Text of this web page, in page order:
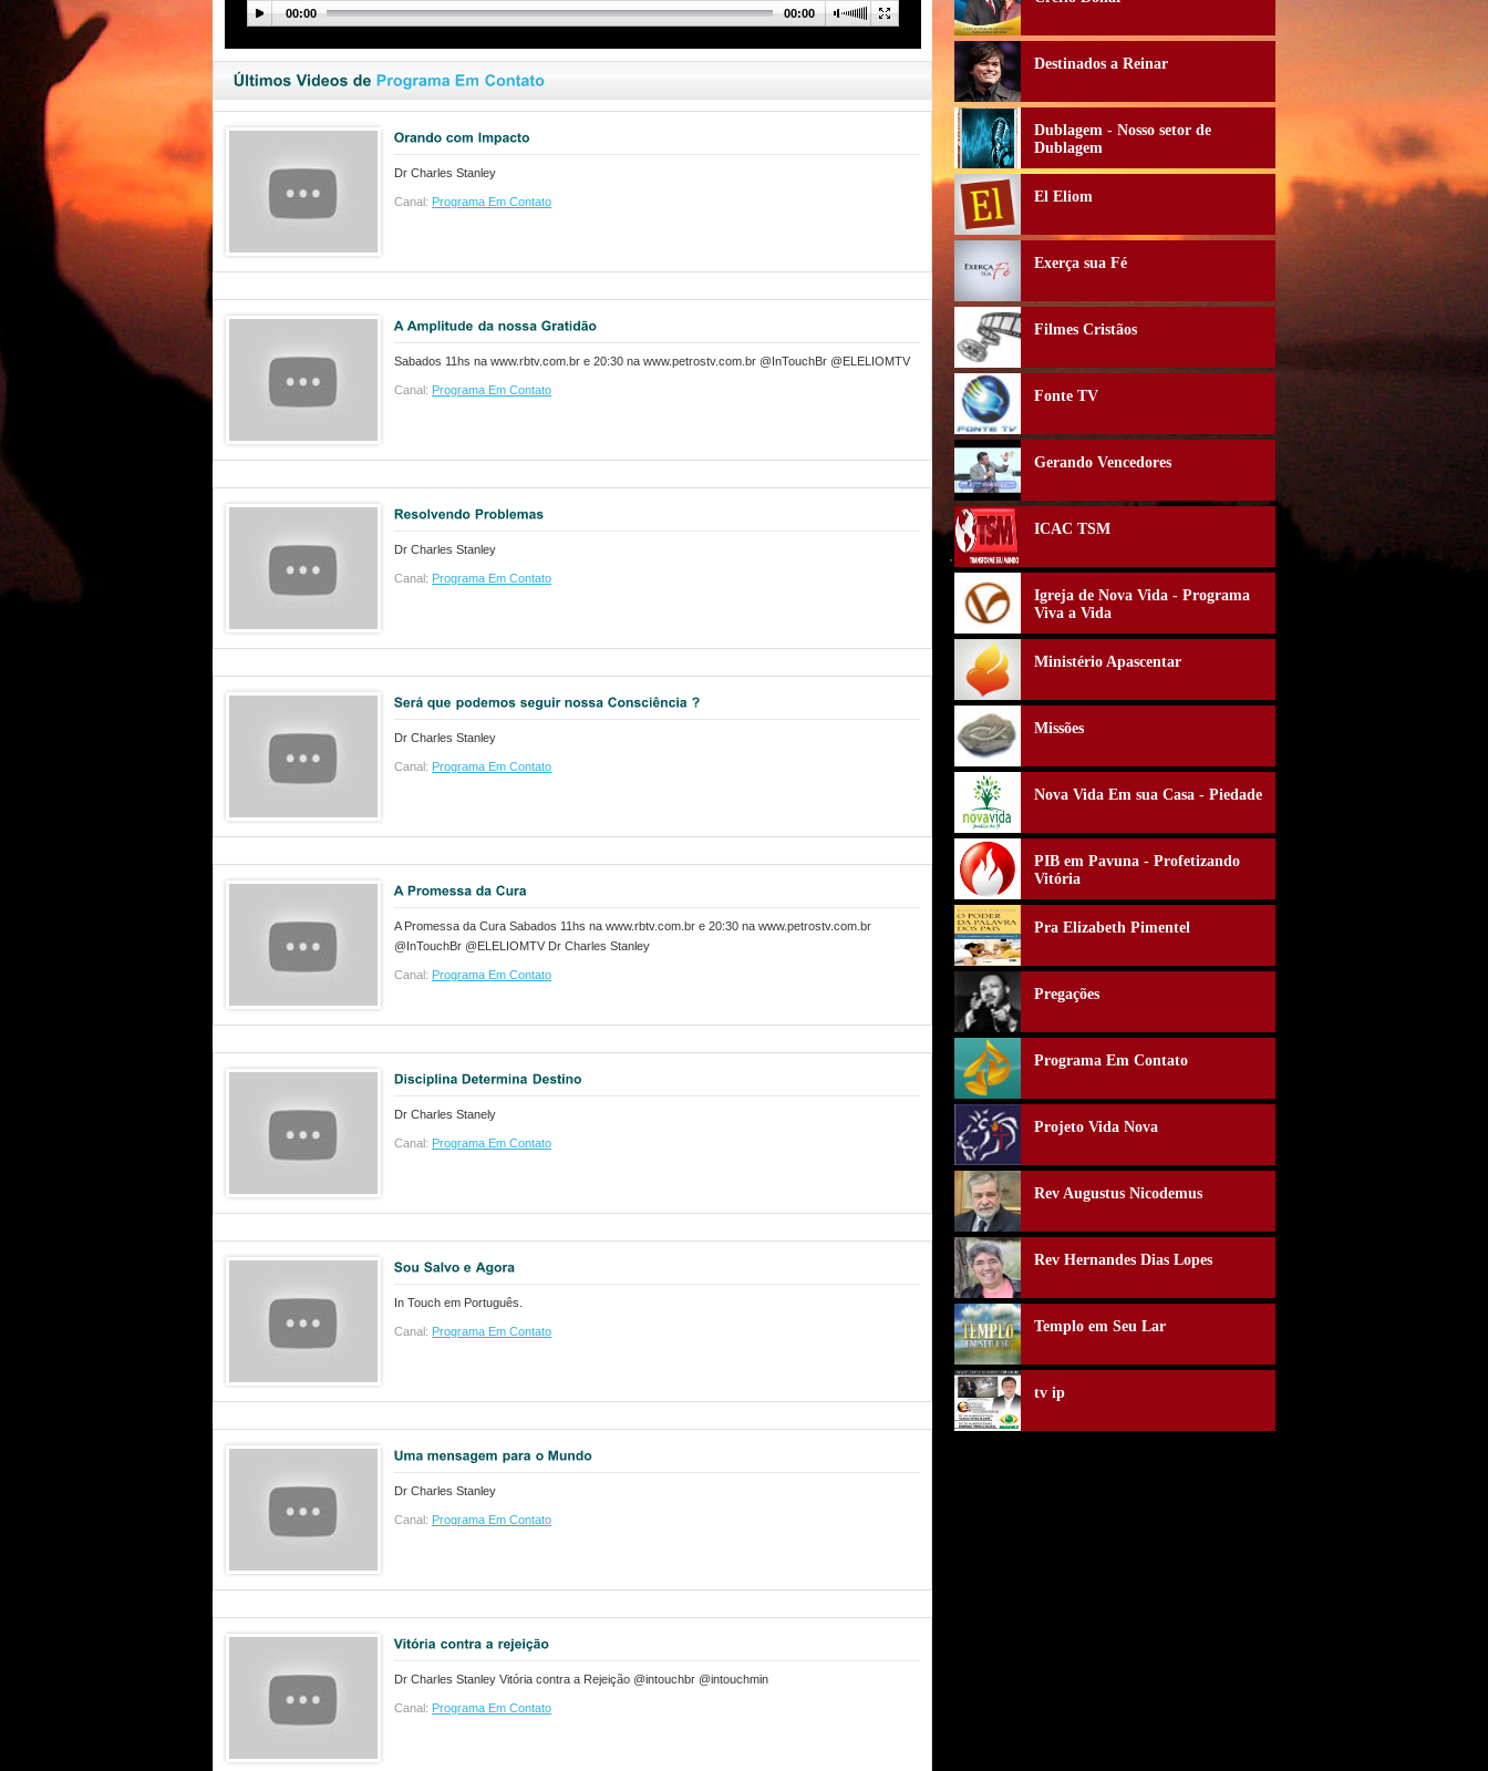
00:00 00:00
Dr Charles Stanley
Canal: Programa Em Contato
Sabados 11hs na www.rbtv.com.br e 20:30 na www.petrostv.com.br @InTouchBr @ELELIOMTV
Canal: Programa Em Contato
Dr Charles Stanley
Canal: Programa Em Contato
Dr Charles Stanley
Canal: Programa Em Contato
A Promessa da Cura Sabados 11hs na www.rbtv.com.br e 20:30 na www.petrostv.com.br
@InTouchBr @ELELIOMTV Dr Charles Stanley
Canal: Programa Em Contato
Dr Charles Stanely
Canal: Programa Em Contato
In Touch em Português.
Canal: Programa Em Contato
Dr Charles Stanley
Canal: Programa Em Contato
Dr Charles Stanley Vitória contra a Rejeição @intouchbr @intouchmin
Canal: Programa Em Contato
Destinados a Reinar
Dublagem - Nosso setor de
Dublagem
El Eliom
Exerça sua Fé
Filmes Cristãos
Fonte TV
Gerando Vencedores
ICAC TSM
Igreja de Nova Vida - Programa
Viva a Vida
Ministério Apascentar
Missões
Nova Vida Em sua Casa - Piedade
PIB em Pavuna - Profetizando
Vitória
Pra Elizabeth Pimentel
Pregações
Programa Em Contato
Projeto Vida Nova
Rev Augustus Nicodemus
Rev Hernandes Dias Lopes
Templo em Seu Lar
tv ip